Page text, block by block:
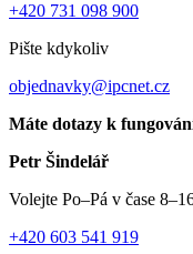
+420 731 098 900
Pište kdykoliv
objednavky@ipcnet.cz
Máte dotazy k
Petr Šindelář
Volejte Po–Pá v čase
+420 603 541 919